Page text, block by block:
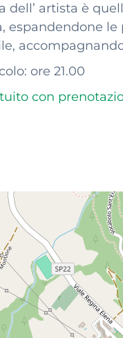
dell’ artista è
espandendone
ore 21.00
con